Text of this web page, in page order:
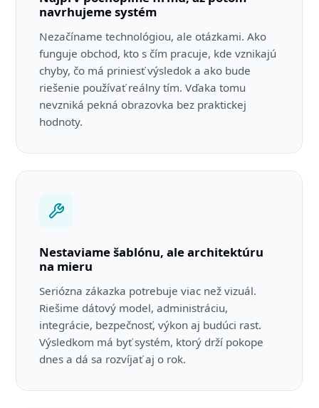
navrhujeme systém
Nezačíname technológiou, ale otázkami. Ako
funguje obchod, kto s čím pracuje, kde vznikajú
chyby, čo má priniesť výsledok a ako bude
riešenie používať reálny tím. Vďaka tomu
nevzniká pekná obrazovka bez praktickej
hodnoty.
Nestaviame šablónu, ale architektúru
na mieru
Seriózna zákazka potrebuje viac než vizuál.
Riešime dátový model, administráciu,
integrácie, bezpečnosť, výkon aj budúci rast.
Výsledkom má byť systém, ktorý drží pokope
dnes a dá sa rozvíjať aj o rok.